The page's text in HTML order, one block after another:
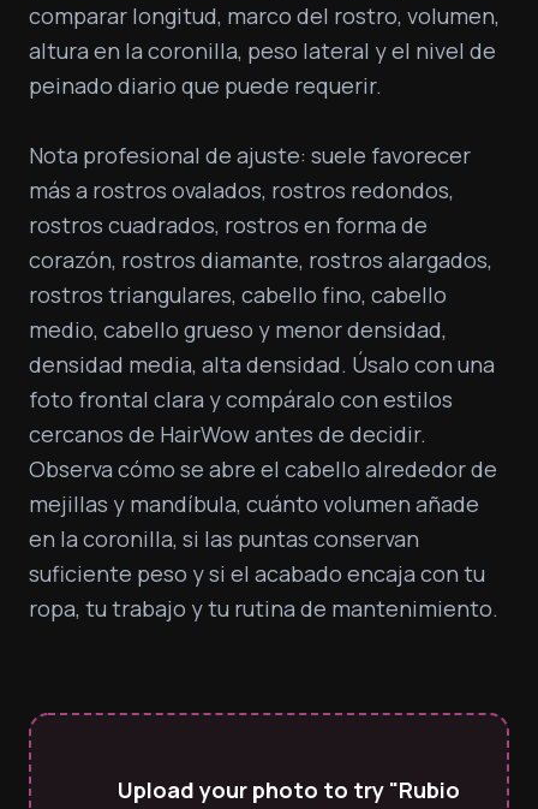
comparar longitud, marco del rostro, volumen,
altura en la coronilla, peso lateral y el nivel de
peinado diario que puede requerir.
Nota profesional de ajuste: suele favorecer
más a rostros ovalados, rostros redondos,
rostros cuadrados, rostros en forma de
corazón, rostros diamante, rostros alargados,
rostros triangulares, cabello fino, cabello
medio, cabello grueso y menor densidad,
densidad media, alta densidad. Úsalo con una
foto frontal clara y compáralo con estilos
cercanos de HairWow antes de decidir.
Observa cómo se abre el cabello alrededor de
mejillas y mandíbula, cuánto volumen añade
en la coronilla, si las puntas conservan
suficiente peso y si el acabado encaja con tu
ropa, tu trabajo y tu rutina de mantenimiento.
Upload your photo to try "Rubio